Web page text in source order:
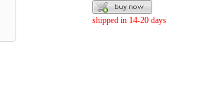
shipped in 14-20 days